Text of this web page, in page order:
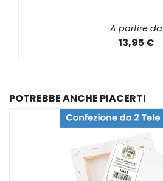
A partire da
13,95 €
POTREBBE ANCHE PIACERTI